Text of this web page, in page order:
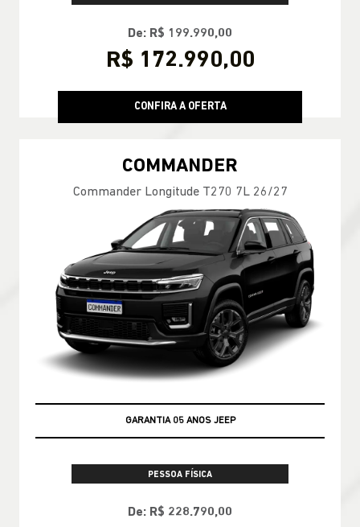
De: R$ 199.990,00
R$ 172.990,00
CONFIRA A OFERTA
COMMANDER
Commander Longitude T270 7L 26/27
GARANTIA 05 ANOS JEEP
PESSOA FÍSICA
De: R$ 228.790,00